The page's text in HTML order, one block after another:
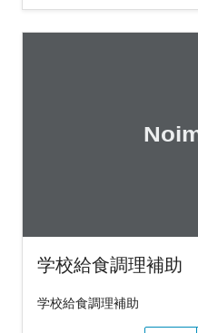
学校給食調理補助
学校給食調理補助